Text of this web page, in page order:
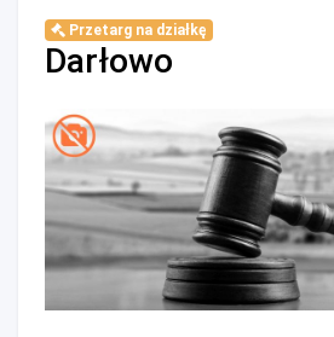
Przetarg na działkę
Darłowo